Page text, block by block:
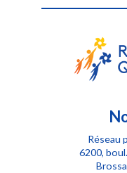
Réseau
6200,